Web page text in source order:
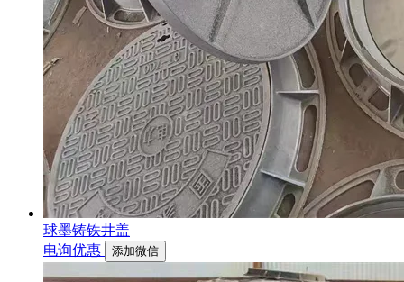
球墨铸铁井盖
电询优惠
添加微信